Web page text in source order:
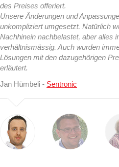
des Preises offeriert.
Unsere Änderungen und
unkompliziert umgesetzt. Natürlich
Nachhinein nachbelastet, aber alles
verhältnismässig. Auch wurden
Lösungen mit den dazugehörigen
erläutert.
Jan Hümbeli - Sentronic